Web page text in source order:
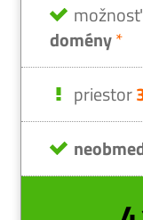
domény*
priestor